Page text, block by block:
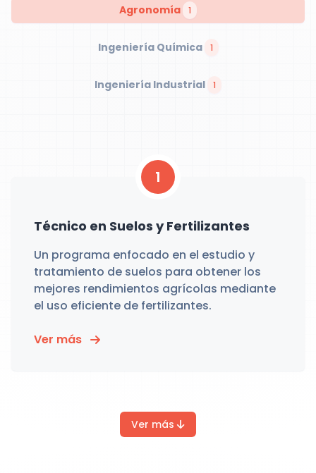
Agronomía 1
Ingeniería Química 1
Ingeniería Industrial 1
1
Técnico en Suelos y Fertilizantes
Un programa enfocado en el estudio y
tratamiento de suelos para obtener los
mejores rendimientos agrícolas mediante
el uso eficiente de fertilizantes.
Ver más
Ver más